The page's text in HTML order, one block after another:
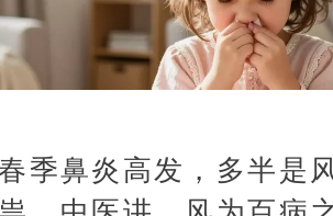
季鼻炎高发，多半是